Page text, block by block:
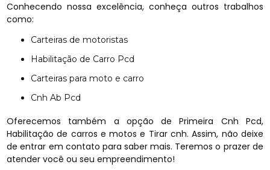
Conhecendo nossa excelência, conheça outros trabalhos
como:
Carteiras de motoristas
Habilitação de Carro Pcd
Carteiras para moto e carro
Cnh Ab Pcd
Oferecemos também a opção de Primeira Cnh Pcd,
Habilitação de carros e motos e Tirar cnh. Assim, não deixe
de entrar em contato para saber mais. Teremos o prazer de
atender você ou seu empreendimento!